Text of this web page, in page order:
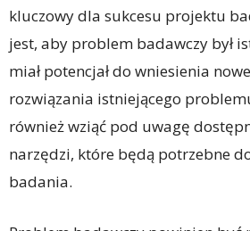
kluczowy dla sukcesu projektu
jest, aby problem badawczy był
miał potencjał do wniesienia
rozwiązania istniejącego
również wziąć pod uwagę
narzędzi, które będą potrzebne
badania.